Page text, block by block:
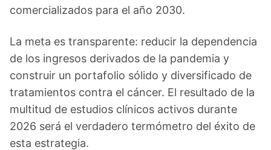
comercializados para el año 2030.
La meta es transparente: reducir la dependencia
de los ingresos derivados de la pandemia y
construir un portafolio sólido y diversificado de
tratamientos contra el cáncer. El resultado de la
multitud de estudios clínicos activos durante
2026 será el verdadero termómetro del éxito de
esta estrategia.